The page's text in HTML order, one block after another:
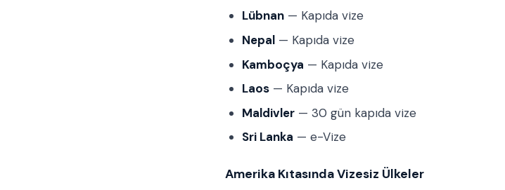
Lübnan — Kapıda vize
Nepal — Kapıda vize
Kamboçya — Kapıda vize
Laos — Kapıda vize
Maldivler — 30 gün kapıda vize
Sri Lanka — e-Vize
Amerika Kıtasında Vizesiz Ülkeler